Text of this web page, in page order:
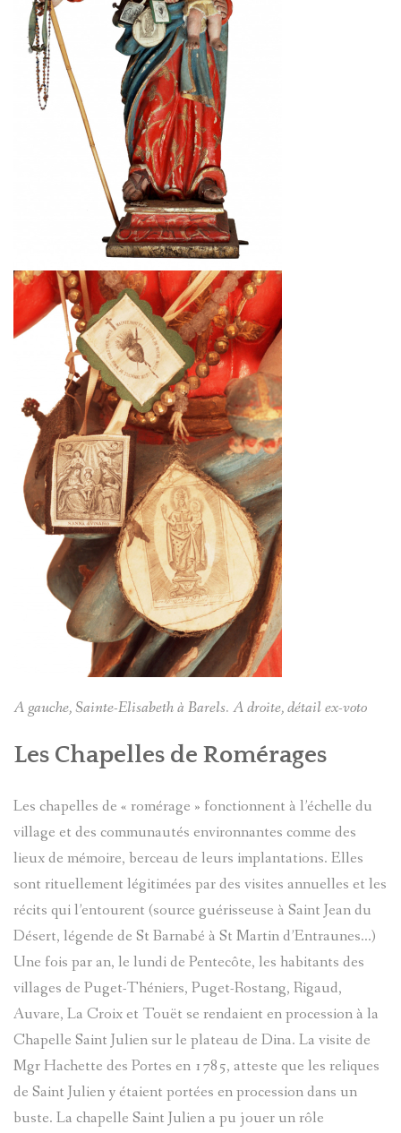
A gauche, Sainte-Elisabeth à Barels. A droite, détail ex-voto
Les Chapelles de Romérages
Les chapelles de « romérage » fonctionnent à l’échelle du
village et des communautés environnantes comme des
lieux de mémoire, berceau de leurs implantations. Elles
sont rituellement légitimées par des visites annuelles et les
récits qui l’entourent (source guérisseuse à Saint Jean du
Désert, légende de St Barnabé à St Martin d’Entraunes…)
Une fois par an, le lundi de Pentecôte, les habitants des
villages de Puget-Théniers, Puget-Rostang, Rigaud,
Auvare, La Croix et Touët se rendaient en procession à la
Chapelle Saint Julien sur le plateau de Dina. La visite de
Mgr Hachette des Portes en 1785, atteste que les reliques
de Saint Julien y étaient portées en procession dans un
buste. La chapelle Saint Julien a pu jouer un rôle